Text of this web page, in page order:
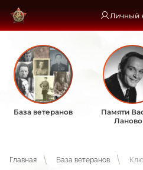
Личный
База ветеранов
Памяти
Главная База ветеранов